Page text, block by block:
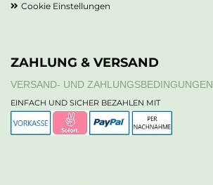
Cookie Einstellungen
ZAHLUNG & VERSAND
VERSAND- UND ZAHLUNGSBEDINGUNGEN
EINFACH UND SICHER BEZAHLEN MIT